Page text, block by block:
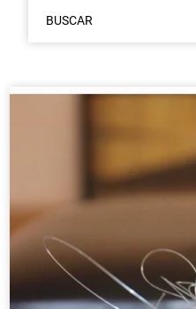
BUSCAR